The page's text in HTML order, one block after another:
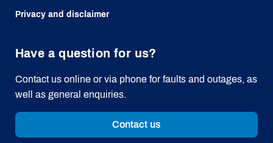
Privacy and disclaimer
Have a question for us?
Contact us online or via phone for faults and outages, as
well as general enquiries.
Contact us